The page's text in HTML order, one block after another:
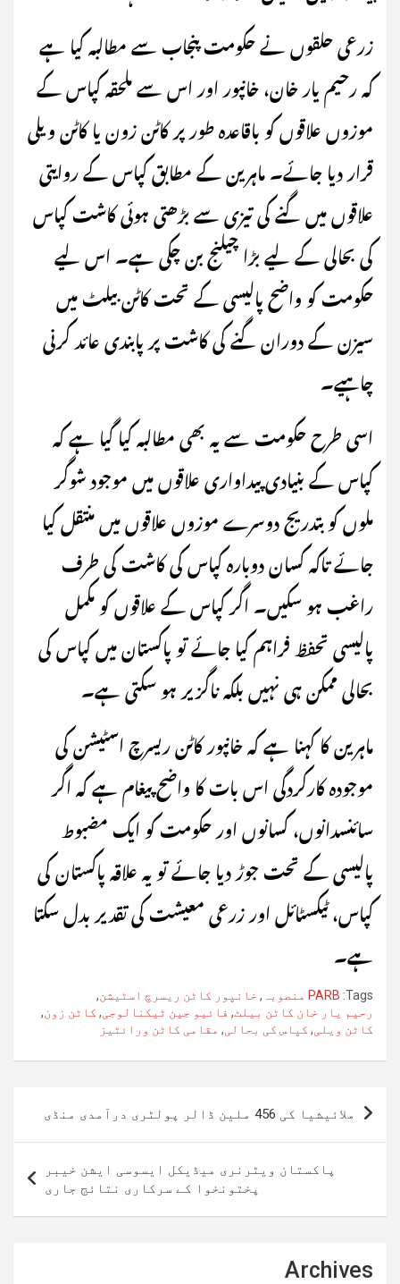
زرعی حلقوں نے حکومت پنجاب سے مطالبہ کیا ہے
کہ رحیم یار خان، خانپور اور اس سے ملحقہ کپاس کے
موزوں علاقوں کو باقاعدہ طور پر کاٹن زون یا کاٹن ویلی
قرار دیا جائے۔ ماہرین کے مطابق کپاس کے روایتی
علاقوں میں گنے کی تیزی سے بڑھتی ہوئی کاشت کپاس
کی بحالی کے لیے بڑا چیلنج بن چکی ہے۔ اس لیے
حکومت کو واضح پالیسی کے تحت کاٹن بیلٹ میں
سیزن کے دوران گنے کی کاشت پر پابندی عائد کرنی
چاہیے۔
اسی طرح حکومت سے یہ بھی مطالبہ کیا گیا ہے کہ
کپاس کے بنیادی پیداواری علاقوں میں موجود شوگر
ملوں کو بتدریج دوسرے موزوں علاقوں میں منتقل کیا
جائے تاکہ کسان دوبارہ کپاس کی کاشت کی طرف
راغب ہو سکیں۔ اگر کپاس کے علاقوں کو مکمل
پالیسی تحفظ فراہم کیا جائے تو پاکستان میں کپاس کی
بحالی ممکن ہی نہیں بلکہ ناگزیر ہو سکتی ہے۔
ماہرین کا کہنا ہے کہ خانپور کاٹن ریسرچ اسٹیشن کی
موجودہ کارکردگی اس بات کا واضح پیغام ہے کہ اگر
سائنسدانوں، کسانوں اور حکومت کو ایک مضبوط
پالیسی کے تحت جوڑ دیا جائے تو یہ علاقہ پاکستان کی
کپاس، ٹیکسٹائل اور زرعی معیشت کی تقدیر بدل سکتا
ہے۔
Tags: PARB منصوبہ , خانپور کاٹن ریسرچ اسٹیشن,
رحیم یار خان کاٹن بیلٹ, فائیو جین ٹیکنالوجی, کاٹن زون,
کاٹن ویلی, کپاس کی بحالی, مقامی کاٹن ورائٹیز
پوسٹوں
ملائیشیا کی 456 ملین ڈالر پولٹری درآمدی منڈی
پاکستان ویٹرنری میڈیکل ایسوسی ایشن خیبر
پختونخوا کے سرکاری نتائج جاری
Archives